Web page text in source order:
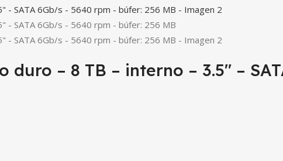
duro – 8 TB – interno – 3.5″ –